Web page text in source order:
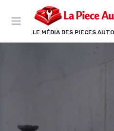
LE MÉDIA DES PIECES AUTO
Panneau de gestion des cookies